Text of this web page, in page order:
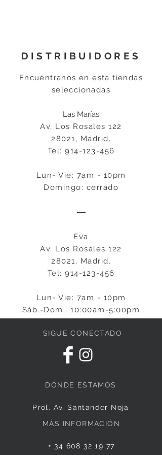
DISTRIBUIDORES
Encuéntranos en esta tiendas
seleccionadas
Las Marías
Av. Los Rosales 122
28021, Madrid.
Tel: 914-123-456
Lun- Vie: 7am - 10pm
Domingo: cerrado
―
Eva
Av. Los Rosales 122
28021, Madrid.
Tel: 914-123-456
Lun- Vie: 7am - 10pm
Sáb.-Dom.: 10:00am-5:00pm
SIGUE CONECTADO
DÓNDE ESTAMOS
Prol. Av. Santander Noja
MÁS INFORMACIÓN
+ 34 608 32 19 77